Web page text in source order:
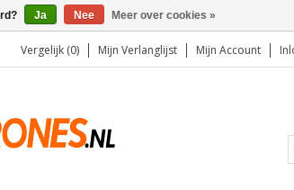
Vergelijk (0) Mijn Verlanglijst Mijn Account
Ja Nee Meer over cookies »